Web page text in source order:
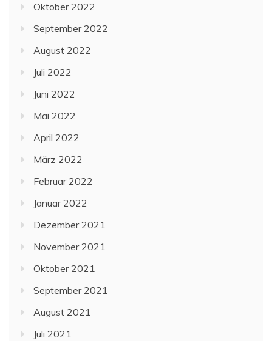
Oktober 2022
September 2022
August 2022
Juli 2022
Juni 2022
Mai 2022
April 2022
März 2022
Februar 2022
Januar 2022
Dezember 2021
November 2021
Oktober 2021
September 2021
August 2021
Juli 2021